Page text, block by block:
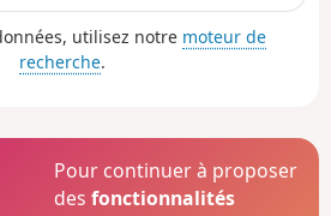
utilisez notre moteur de
recherche.
Pour continuer à proposer
desfonctionnalités